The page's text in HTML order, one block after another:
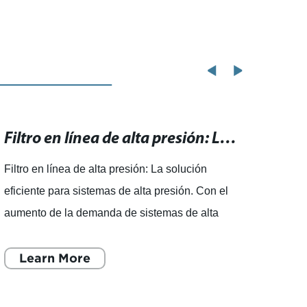
Filtro en línea de alta presión: La solución eficiente para sistemas de alta presión.
Filtro en línea de alta presión: La solución
eficiente para sistemas de alta presión. Con el
aumento de la demanda de sistemas de alta
eficientes y
Learn More